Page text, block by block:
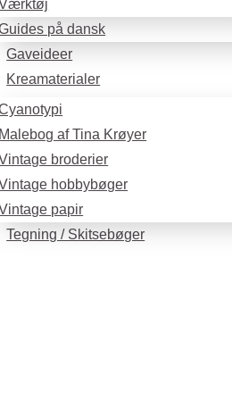
på dansk
Gaveideer
Kreamaterialer
af Tina Krøyer
broderier
hobbybøger
papir
Tegning / Skitsebøger